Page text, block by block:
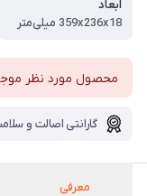
ابعاد
359x236x18 میلی‌متر
محصول مورد نظر
گارانتی اصالت و
معرفی